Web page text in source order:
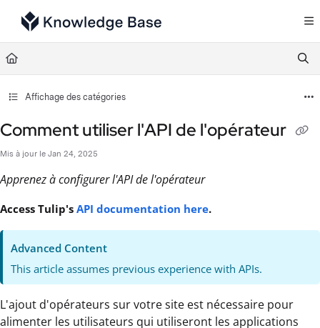
Documentation Index
Fetch the complete documentation index at:
Use this file to discover all available pages before exploring further.
Affichage des catégories
Comment utiliser l'API de l'opérateur
Mis à jour le Jan 24, 2025
Apprenez à configurer l'API de l'opérateur
Access Tulip's API documentation here.
Advanced Content
This article assumes previous experience with APIs.
L'ajout d'opérateurs sur votre site est nécessaire pour
alimenter les utilisateurs qui utiliseront les applications